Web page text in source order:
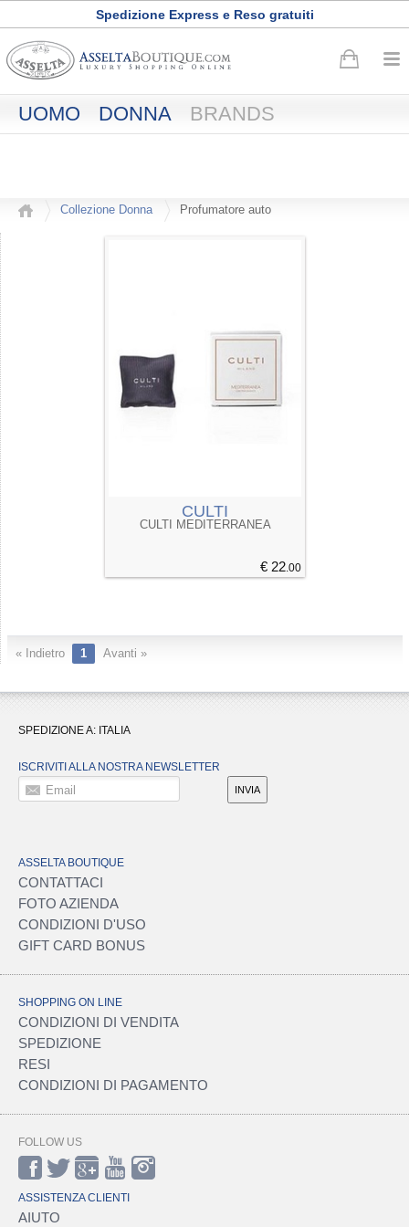
Spedizione Express e Reso gratuiti
UOMO DONNA BRANDS
Collezione Donna Profumatore auto
CULTI
CULTI MEDITERRANEA
€ 22.00
« Indietro 1 Avanti »
SPEDIZIONE A: ITALIA
ISCRIVITI ALLA NOSTRA NEWSLETTER
Email INVIA
ASSELTA BOUTIQUE
CONTATTACI
FOTO AZIENDA
CONDIZIONI D'USO
GIFT CARD BONUS
SHOPPING ON LINE
CONDIZIONI DI VENDITA
SPEDIZIONE
RESI
CONDIZIONI DI PAGAMENTO
FOLLOW US
ASSISTENZA CLIENTI
AIUTO